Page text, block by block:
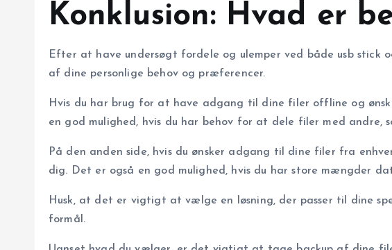
Konklusion: Hvad er
Efter at have undersøgt fordele og ulemper ved både usb
af dine personlige behov og præferencer.
Hvis du har brug for at have adgang til dine filer offline og
en god mulighed, hvis du har behov for at dele filer med
På den anden side, hvis du ønsker adgang til dine filer fra
dig. Det er også en god mulighed, hvis du har store mængder
Husk, at det er vigtigt at vælge en løsning, der passer til dine
formål.